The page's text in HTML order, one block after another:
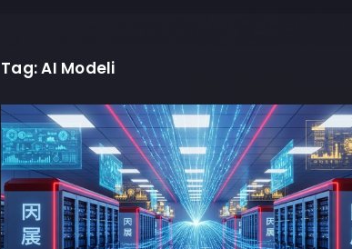
Tag: AI Modeli